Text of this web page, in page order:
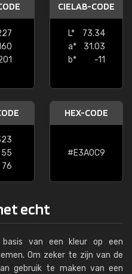
CIELAB-CODE
L*
73.34
a*
31.03
b*
-11
55
76
HEX-CODE
#E3A0C9
echt
van een kleur op een
Om zeker te zijn van de
gebruik te maken van een